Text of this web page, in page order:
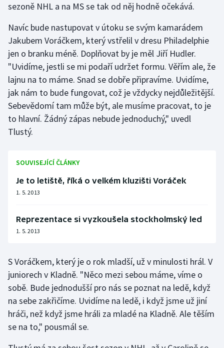
Krasobruslení
Lezení
Lyže a snowboard
Moderní pětiboj
Motorsport
Olympijské hry
Parasport
Plážový volejbal
Ragby
Rychlobruslení
Rychlostní kanoistika
Short track
sezoně NHL a na MS se tak od něj hodně očekává.
Navíc bude nastupovat v útoku se svým kamarádem
Jakubem Voráčkem, který vstřelil v dresu Philadelphie
jen o branku méně. Doplňovat by je měl Jiří Hudler.
"Uvidíme, jestli se mi podaří udržet formu. Věřím ale, že
lajnu na to máme. Snad se dobře připravíme. Uvidíme,
jak nám to bude fungovat, což je vždycky nejdůležitější.
Sebevědomí tam může být, ale musíme pracovat, to je
to hlavní. Žádný zápas nebude jednoduchý," uvedl
Tlustý.
SOUVISEJÍCÍ ČLÁNKY
Je to letiště, říká o velkém kluzišti Voráček
1. 5. 2013
Reprezentace si vyzkoušela stockholmský led
1. 5. 2013
S Voráčkem, který je o rok mladší, už v minulosti hrál. V
juniorech v Kladně. "Něco mezi sebou máme, víme o
sobě. Bude jednodušší pro nás se poznat na ledě, když
na sebe zakřičíme. Uvidíme na ledě, i když jsme už jiní
hráči, než když jsme hráli za mladé na Kladně. Ale těším
se na to," pousmál se.